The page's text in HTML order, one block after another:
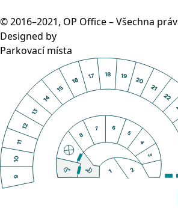
© 2016–2021, OP Office – Všechna
Designed by
Parkovací místa